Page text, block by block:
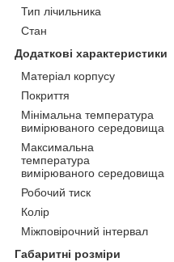
Тип лічильника
Стан
Додаткові характеристики
Матеріал корпусу
Покриття
Мінімальна температура
вимірюваного середовища
Максимальна
температура
вимірюваного середовища
Робочий тиск
Колір
Міжповірочний інтервал
Габаритні розміри